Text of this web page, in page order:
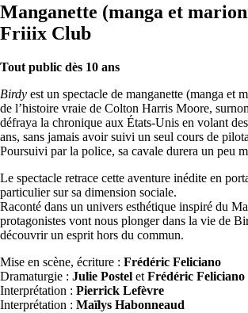
Manganette (manga et
Friiix Club
Tout public dès 10 ans
Birdy est un spectacle de manganette (manga et
de l’histoire vraie de Colton Harris Moore,
défraya la chronique aux États-Unis en volant
ans, sans jamais avoir suivi un seul cours de
Poursuivi par la police, sa cavale durera un peu
Le spectacle retrace cette aventure inédite en
particulier sur sa dimension sociale.
Raconté dans un univers esthétique inspiré du
protagonistes vont nous plonger dans la vie de
découvrir un esprit hors du commun.
Mise en scène, écriture : Frédéric Feliciano
Dramaturgie : Julie Postel et Frédéric Feliciano
Interprétation : Pierrick Lefèvre
Interprétation : Maïlys Habonneaud